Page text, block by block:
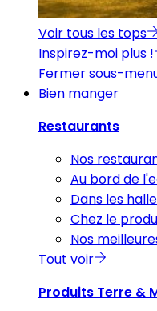
Voir tous les tops
Inspirez-moi plus !
Fermer sous-
Bien manger
Restaurants
Nos
Au bord de
Dans les
Chez le
Nos
Tout voir
Produits Terre &